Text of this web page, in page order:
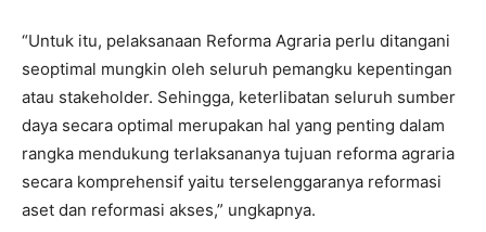
“Untuk itu, pelaksanaan Reforma Agraria perlu ditangani
seoptimal mungkin oleh seluruh pemangku kepentingan
atau stakeholder. Sehingga, keterlibatan seluruh sumber
daya secara optimal merupakan hal yang penting dalam
rangka mendukung terlaksananya tujuan reforma agraria
secara komprehensif yaitu terselenggaranya reformasi
aset dan reformasi akses,” ungkapnya.